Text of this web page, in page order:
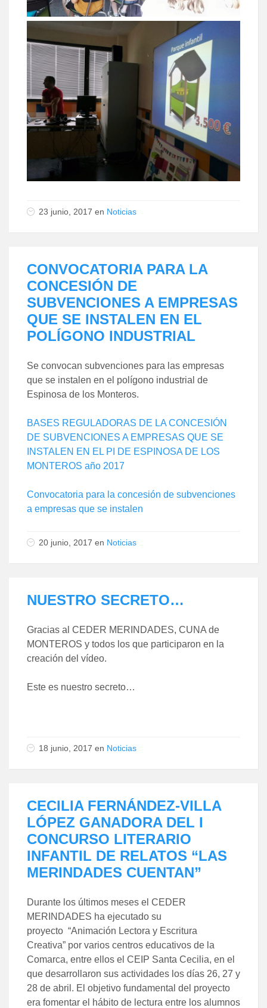
23 junio, 2017 en Noticias
CONVOCATORIA PARA LA
CONCESIÓN DE
SUBVENCIONES A EMPRESAS
QUE SE INSTALEN EN EL
POLÍGONO INDUSTRIAL
Se convocan subvenciones para las empresas
que se instalen en el polígono industrial de
Espinosa de los Monteros.
BASES REGULADORAS DE LA CONCESIÓN
DE SUBVENCIONES A EMPRESAS QUE SE
INSTALEN EN EL PI DE ESPINOSA DE LOS
MONTEROS año 2017
Convocatoria para la concesión de subvenciones
a empresas que se instalen
20 junio, 2017 en Noticias
NUESTRO SECRETO…
Gracias al CEDER MERINDADES, CUNA de
MONTEROS y todos los que participaron en la
creación del vídeo.
Este es nuestro secreto…
18 junio, 2017 en Noticias
CECILIA FERNÁNDEZ-VILLA
LÓPEZ GANADORA DEL I
CONCURSO LITERARIO
INFANTIL DE RELATOS “LAS
MERINDADES CUENTAN”
Durante los últimos meses el CEDER
MERINDADES ha ejecutado su
proyecto “Animación Lectora y Escritura
Creativa” por varios centros educativos de la
Comarca, entre ellos el CEIP Santa Cecilia, en el
que desarrollaron sus actividades los días 26, 27 y
28 de abril. El objetivo fundamental del proyecto
era fomentar el hábito de lectura entre los alumnos